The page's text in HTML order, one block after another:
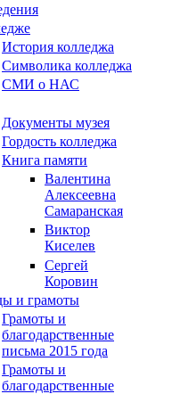
История колледжа
Символика колледжа
СМИ о НАС
Документы музея
Гордость колледжа
Книга памяти
Валентина
Алексеевна
Самаранская
Виктор
Киселев
Сергей
Коровин
и грамоты
Грамоты и
благодарственные
письма 2015 года
Грамоты и
благодарственные